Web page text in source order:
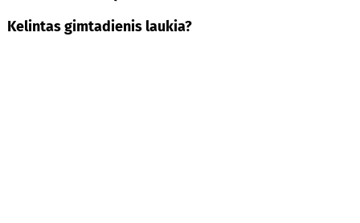
Kelintas gimtadienis laukia?